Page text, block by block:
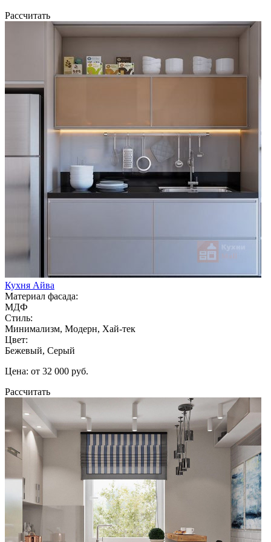
Рассчитать
Кухня Айва
Материал фасада:
МДФ
Стиль:
Минимализм, Модерн, Хай-тек
Цвет:
Бежевый, Серый
Цена: от 32 000 руб.
Рассчитать